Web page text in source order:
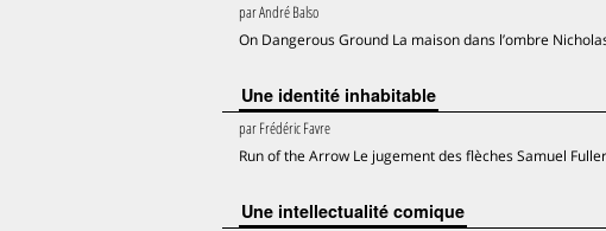
parAndré Balso
On Dangerous Ground La maison dans l’ombre
Une identité inhabitable
parFrédéric Favre
Run of the Arrow Le jugement des flèches Samuel
Une intellectualité comique